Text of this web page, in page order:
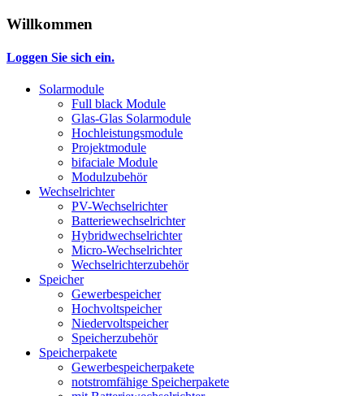
Willkommen
Loggen Sie sich ein.
Solarmodule
Full black Module
Glas-Glas Solarmodule
Hochleistungsmodule
Projektmodule
bifaciale Module
Modulzubehör
Wechselrichter
PV-Wechselrichter
Batteriewechselrichter
Hybridwechselrichter
Micro-Wechselrichter
Wechselrichterzubehör
Speicher
Gewerbespeicher
Hochvoltspeicher
Niedervoltspeicher
Speicherzubehör
Speicherpakete
Gewerbespeicherpakete
notstromfähige Speicherpakete